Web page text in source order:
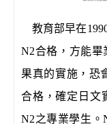
教育部早在
N2合格，方能畢
果真的實施，恐
合格，確定日文
N2之專業學生。